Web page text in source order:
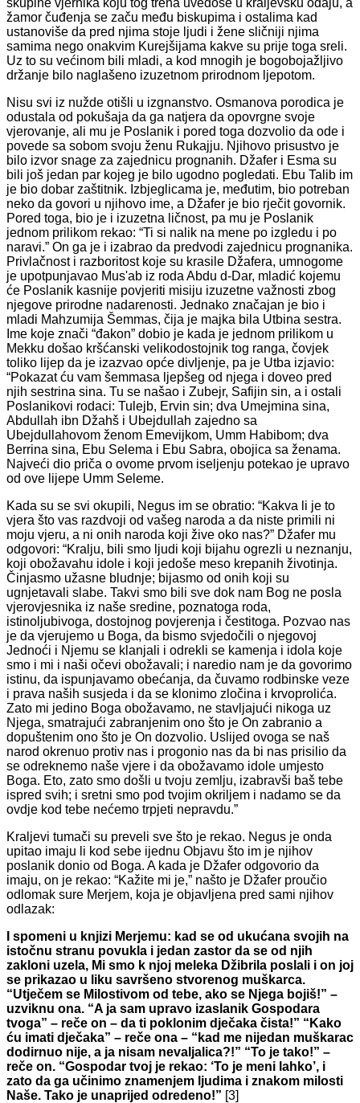
žamor čuđenja se začu među biskupi­ma i ostalima kad
ustanoviše da pred njima stoje ljudi i žene sličniji nji­ma
samima nego onakvim Kurejšijama kakve su prije toga sreli.
Uz to su većinom bili mladi, a kod mnogih je bogobojažljivo
držanje bilo na­glašeno izuzetnom prirodnom ljepotom.
Nisu svi iz nužde otišli u izgnanstvo. Osmanova porodica je
odusta­la od pokušaja da ga natjera da opovrgne svoje
vjerovanje, ali mu je Po­slanik i pored toga dozvolio da ode i
povede sa sobom svoju ženu Ru­kajju. Njihovo prisustvo je
bilo izvor snage za zajednicu prognanih. Džafer i Esma su
bili još jedan par kojeg je bilo ugodno pogledati. Ebu Talib im
je bio dobar zaštitnik. Izbjeglicama je, međutim, bio potreban
neko da govori u njihovo ime, a Džafer je bio rječit govornik.
Pored to­ga, bio je i izuzetna ličnost, pa mu je Poslanik
jednom prilikom rekao: “Ti si nalik na mene po izgledu i po
naravi.” On ga je i izabrao da pre­dvodi zajednicu prognanika.
Privlačnost i razboritost koje su krasile Džafera, umnogome
je upotpunjavao Mus'ab iz roda Abdu d-Dar, mla­dić kojemu
će Poslanik kasnije povjeriti misiju izuzetne važnosti zbog
njegove prirodne nadarenosti. Jednako značajan je bio i
mladi Mahzu­mija Šemmas, čija je majka bila Utbina sestra.
Ime koje znači “đakon” dobio je kada je jednom prilikom u
Mekku došao kršćanski velikodostojnik tog ranga, čovjek
toliko lijep da je izazvao opće divljenje, pa je Utba izjavio:
“Pokazat ću vam šemmasa ljepšeg od njega i doveo pred
njih sestrina sina. Tu se našao i Zubejr, Safijin sin, a i ostali
Poslaniko­vi rodaci: Tulejb, Ervin sin; dva Umejmina sina,
Abdullah ibn Džahš i Ubejdullah zajedno sa
Ubejdullahovom ženom Emevijkom, Umm Ha­bibom; dva
Berrina sina, Ebu Selema i Ebu Sabra, obojica sa ženama.
Najveći dio priča o ovome prvom iseljenju potekao je upravo
od ove li­jepe Umm Seleme.
Kada su se svi okupili, Negus im se obratio: “Kakva li je to
vjera što vas razdvoji od vašeg naroda a da niste primili ni
moju vjeru, a ni onih naroda koji žive oko nas?” Džafer mu
odgovori: “Kralju, bili smo ljudi koji bijahu ogrezli u neznanju,
koji obožavahu idole i koji jedoše meso krepanih životinja.
Činjasmo užasne bludnje; bijasmo od onih koji su
ugnjetavali slabe. Takvi smo bili sve dok nam Bog ne posla
vjerovjesni­ka iz naše sredine, poznatoga roda,
istinoljubivoga, dostojnog povjere­nja i čestitoga. Pozvao nas
je da vjerujemo u Boga, da bismo svjedočili o njegovoj
Jednoći i Njemu se klanjali i odrekli se kamenja i idola koje
smo i mi i naši očevi obožavali; i naredio nam je da govorimo
istinu, da ispunjavamo obećanja, da čuvamo rodbinske veze
i prava naših susjeda i da se klonimo zločina i krvoprolića.
Zato mi jedino Boga obožavamo, ne stavljajući nikoga uz
Njega, smatrajući zabranjenim ono što je On za­branio a
dopuštenim ono što je On dozvolio. Uslijed ovoga se naš
narod okrenuo protiv nas i progonio nas da bi nas prisilio da
se odreknemo na­še vjere i da obožavamo idole umjesto
Boga. Eto, zato smo došli u tvo­ju zemlju, izabravši baš tebe
ispred svih; i sretni smo pod tvojim okri­ljem i nadamo se da
ovdje kod tebe nećemo trpjeti nepravdu.”
Kraljevi tumači su preveli sve što je rekao. Negus je onda
upitao imaju li kod sebe ijednu Objavu što im je njihov
poslanik donio od Bo­ga. A kada je Džafer odgovorio da
imaju, on je rekao: “Kažite mi je,” našto je Džafer proučio
odlomak sure Merjem, koja je objavljena pred sami njihov
odlazak:
I spomeni u knjizi Merjemu: kad se od ukućana svojih na
istočnu stranu povukla i jedan zastor da se od njih
zakloni uze­la, Mi smo k njoj meleka Džibrila poslali i on joj
se prikazao u liku sa­vršeno stvorenog muškarca.
“Utječem se Milostivom od tebe, ako se Njega bojiš!” –
uzviknu ona. “A ja sam upravo izaslanik Gospodara
tvoga” – reče on – da ti poklonim dječaka čista!” “Kako
ću imati dječaka” – reče ona – “kad me nijedan muškarac
dodirnuo nije, a ja nisam neva­ljalica?!” “To je tako!” –
reče on. “Gospodar tvoj je rekao: ‘To je meni lahko’, i
zato da ga učinimo znamenjem ljudima i znakom milosti
Naše. Ta­ko je unaprijed odredeno!” [3]